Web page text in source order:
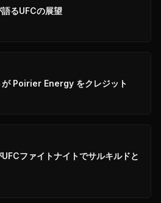
るUFCの展望
が Poirier Energy をクレジット
ファイトナイトでサルキルドと